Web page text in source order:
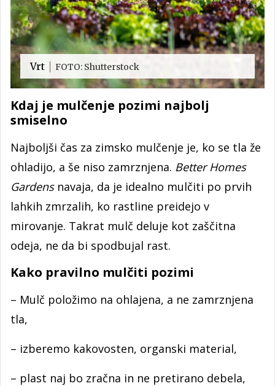
Vrt FOTO: Shutterstock
Kdaj je mulčenje pozimi najbolj
smiselno
Najboljši čas za zimsko mulčenje je, ko se tla že
ohladijo, a še niso zamrznjena. Better Homes
Gardensnavaja, da je idealno mulčiti po prvih
lahkih zmrzalih, ko rastline preidejo v
mirovanje. Takrat mulč deluje kot zaščitna
odeja, ne da bi spodbujal rast.
Kako pravilno mulčiti pozimi
– Mulč položimo na ohlajena, a ne zamrznjena
tla,
– izberemo kakovosten, organski material,
– plast naj bo zračna in ne pretirano debela,